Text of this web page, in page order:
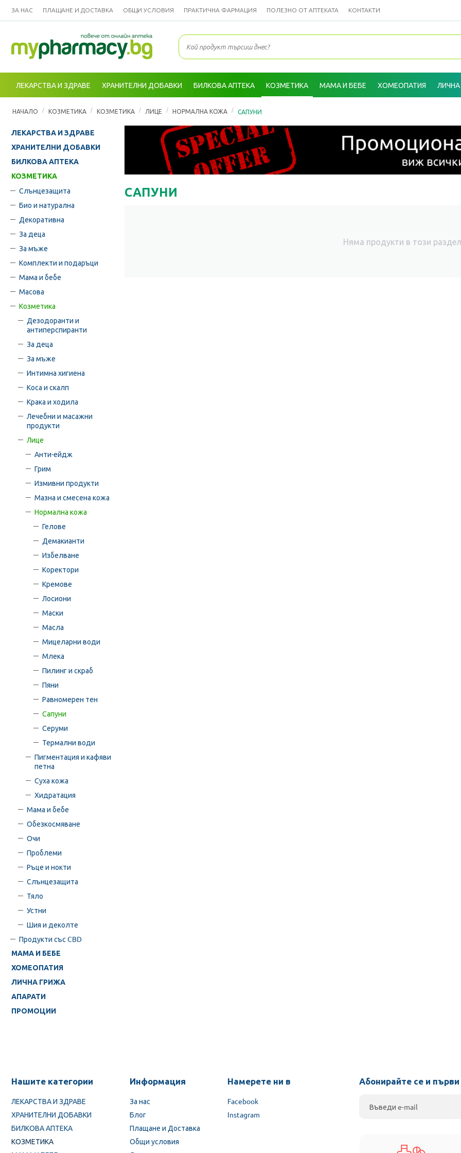
ЗА НАС ПЛАЩАНЕ И ДОСТАВКА ОБЩИ УСЛОВИЯ ПРАКТИЧНА ФАРМАЦИЯ ПОЛЕЗНО ОТ АПТЕКАТА КОНТАКТИ
ЛЕКАРСТВА И ЗДРАВЕ ХРАНИТЕЛНИ ДОБАВКИ БИЛКОВА АПТЕКА КОЗМЕТИКА МАМА И БЕБЕ ХОМЕОПАТИЯ
НАЧАЛО / КОЗМЕТИКА / КОЗМЕТИКА / ЛИЦЕ / НОРМАЛНА КОЖА / САПУНИ
ЛЕКАРСТВА И ЗДРАВЕ
ХРАНИТЕЛНИ ДОБАВКИ
БИЛКОВА АПТЕКА
КОЗМЕТИКА
Слънцезащита
Био и натурална
Декоративна
За деца
За мъже
Комплекти и подаръци
Мама и бебе
Масова
Козметика
Дезодоранти и
антиперспиранти
За деца
За мъже
Интимна хигиена
Коса и скалп
Крака и ходила
Лечебни и масажни
продукти
Лице
Анти-ейдж
Грим
Измивни продукти
Мазна и смесена кожа
Нормална кожа
Гелове
Демакианти
Избелване
Коректори
Кремове
Лосиони
Маски
Масла
Мицеларни води
Млека
Пилинг и скраб
Пяни
Равномерен тен
Сапуни
Серуми
Термални води
Пигментация и кафяви
петна
Суха кожа
Хидратация
Мама и бебе
Обезкосмяване
Очи
Проблеми
Ръце и нокти
Слънцезащита
Тяло
Устни
Шия и деколте
Продукти със CBD
МАМА И БЕБЕ
ХОМЕОПАТИЯ
ЛИЧНА ГРИЖА
АПАРАТИ
ПРОМОЦИИ
САПУНИ
Няма продукти в този раздел
Нашите категории
ЛЕКАРСТВА И ЗДРАВЕ
ХРАНИТЕЛНИ ДОБАВКИ
БИЛКОВА АПТЕКА
КОЗМЕТИКА
Информация
За нас
Блог
Плащане и Доставка
Общи условия
Намерете ни в
Facebook
Instagram
Абонирайте се и